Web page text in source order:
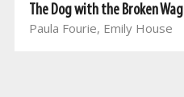
The Dog with the Broken Wag
Paula Fourie, Emily House